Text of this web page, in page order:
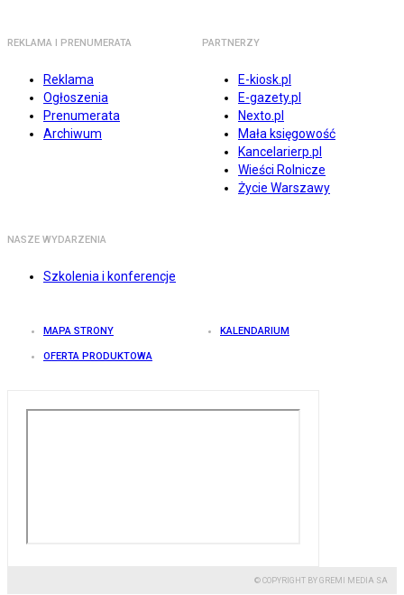
REKLAMA I PRENUMERATA
Reklama
Ogłoszenia
Prenumerata
Archiwum
PARTNERZY
E-kiosk.pl
E-gazety.pl
Nexto.pl
Mała księgowość
Kancelarierp.pl
Wieści Rolnicze
Życie Warszawy
NASZE WYDARZENIA
Szkolenia i konferencje
MAPA STRONY KALENDARIUM
OFERTA PRODUKTOWA
© COPYRIGHT BY GREMI MEDIA SA